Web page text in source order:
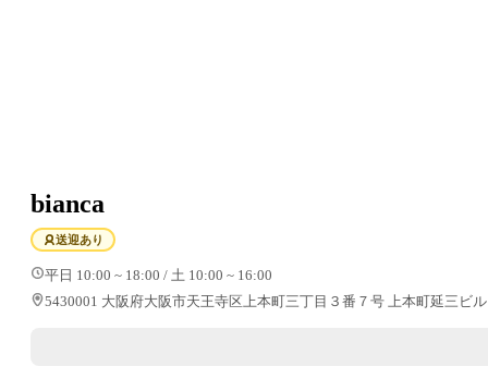
bianca
送迎あり
平日 10:00 ~ 18:00 / 土 10:00 ~ 16:00
5430001 大阪府大阪市天王寺区上本町三丁目３番７号 上本町延三ビ